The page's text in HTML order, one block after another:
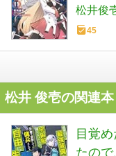
自由
松井俊
45
松井 俊壱の関連本
目覚
たの